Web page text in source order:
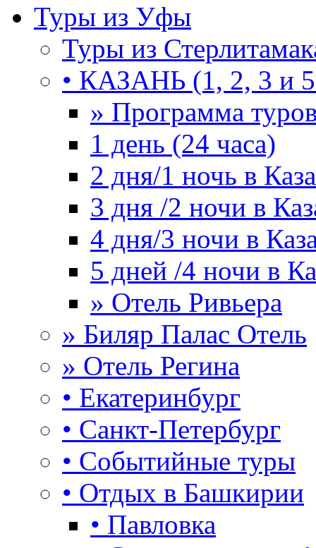
Туры из Уфы
Туры из
• КАЗАНЬ (1, 2, 3 и
» Программа
1 день (24 часа)
2 дня/1 ночь в
3 дня /2 ночи в
4 дня/3 ночи в
5 дней /4 ночи в
» Отель Ривьера
» Биляр Палас Отель
» Отель Регина
• Екатеринбург
• Санкт-Петербург
• Событийные туры
• Отдых в Башкирии
• Павловка